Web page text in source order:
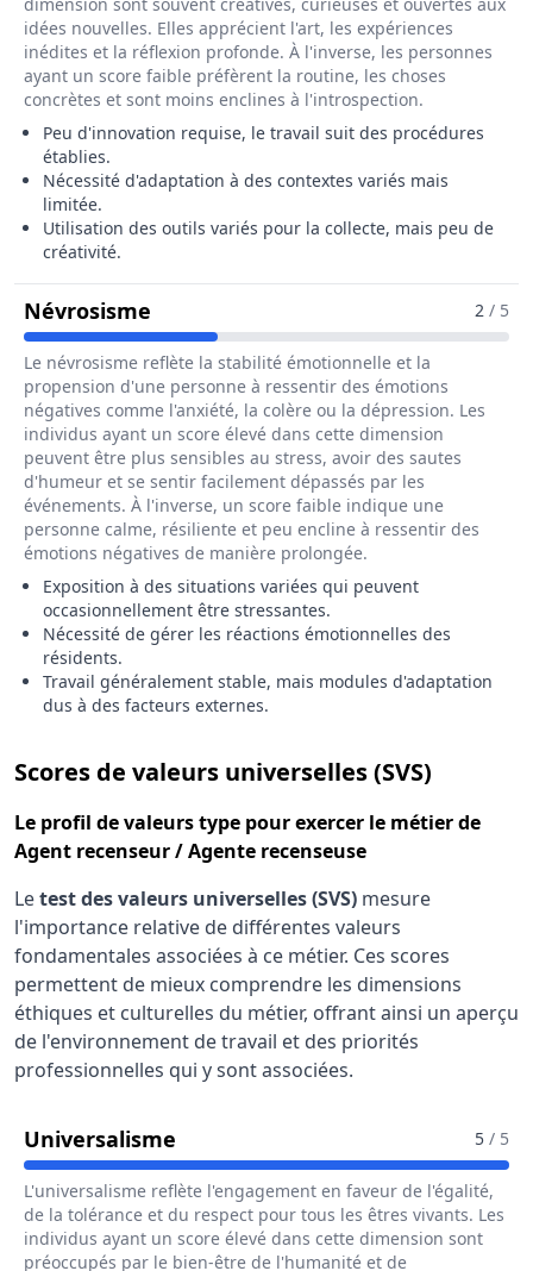
idées nouvelles. Elles apprécient l'art, les expériences
inédites et la réflexion profonde. À l'inverse, les personnes
ayant un score faible préfèrent la routine, les choses
concrètes et sont moins enclines à l'introspection.
Peu d'innovation requise, le travail suit des procédures
établies.
Nécessité d'adaptation à des contextes variés mais
limitée.
Utilisation des outils variés pour la collecte, mais peu de
créativité.
Névrosisme Pour Le Métier De Agent 2 / 5
Le névrosisme reflète la stabilité émotionnelle et la
propension d'une personne à ressentir des émotions
négatives comme l'anxiété, la colère ou la dépression. Les
individus ayant un score élevé dans cette dimension
peuvent être plus sensibles au stress, avoir des sautes
d'humeur et se sentir facilement dépassés par les
événements. À l'inverse, un score faible indique une
personne calme, résiliente et peu encline à ressentir des
émotions négatives de manière prolongée.
Exposition à des situations variées qui peuvent
occasionnellement être stressantes.
Nécessité de gérer les réactions émotionnelles des
résidents.
Travail généralement stable, mais modules d'adaptation
dus à des facteurs externes.
Scores de valeurs universelles (SVS)
Le profil de valeurs type pour exercer le métier de
Agent recenseur / Agente recenseuse
Letest des valeurs universelles (SVS) mesure
l'importance relative de différentes valeurs
fondamentales associées à ce métier. Ces scores
permettent de mieux comprendre les dimensions
éthiques et culturelles du métier, offrant ainsi un aperçu
de l'environnement de travail et des priorités
professionnelles qui y sont associées.
Universalisme Pour Le Métier De Agent 5 / 5
L'universalisme reflète l'engagement en faveur de l'égalité,
de la tolérance et du respect pour tous les êtres vivants. Les
individus ayant un score élevé dans cette dimension sont
préoccupés par le bien-être de l'humanité et de